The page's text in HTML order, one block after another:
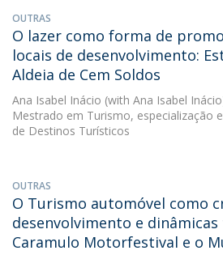
OUTRAS
O lazer como forma de
locais de desenvolvimento:
Aldeia de Cem Soldos
Ana Isabel Inácio (with Ana Isabel
Mestrado em Turismo, especialização
de Destinos Turísticos
OUTRAS
O Turismo automóvel como
desenvolvimento e
Caramulo Motorfestival e o